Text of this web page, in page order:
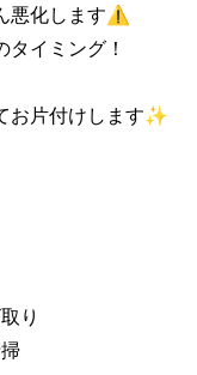
悪化します⚠️
イミング！
お片付けします✨
り